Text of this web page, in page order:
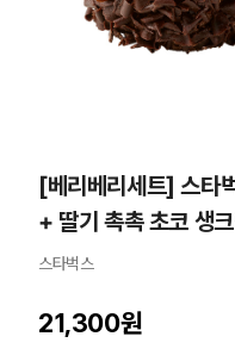
[베리베리세트] 스타
+ 딸기 촉촉 초코 생
스타벅스
21,300원